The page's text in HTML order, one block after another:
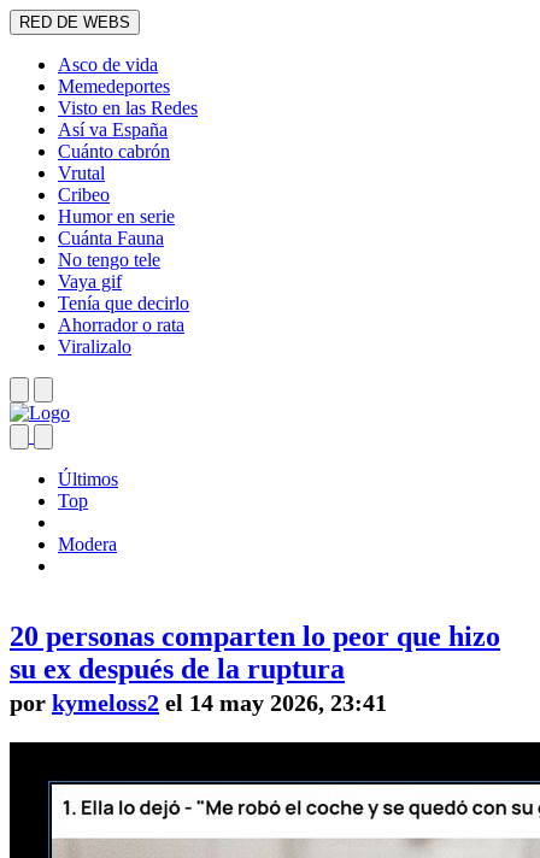
RED DE WEBS
Asco de vida
Memedeportes
Visto en las Redes
Así va España
Cuánto cabrón
Vrutal
Cribeo
Humor en serie
Cuánta Fauna
No tengo tele
Vaya gif
Tenía que decirlo
Ahorrador o rata
Viralizalo
Últimos
Top
Modera
20 personas comparten lo peor que hizo
su ex después de la ruptura
por kymeloss2 el 14 may 2026, 23:41